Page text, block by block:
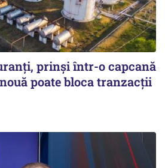
prinși într-o capcană
poate bloca tranzacții